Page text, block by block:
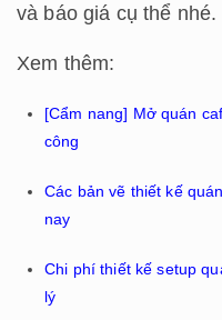
và báo giá cụ thể nhé.
Xem thêm:
[Cẩm nang] Mở quán
công
Các bản vẽ thiết kế
nay
Chi phí thiết kế setup
lý